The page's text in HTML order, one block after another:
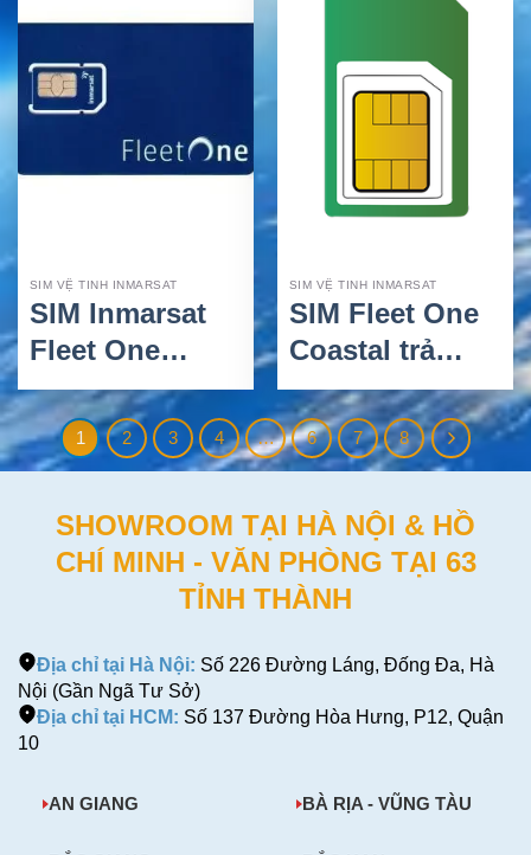
liên lạc vệ tinh
SIM VỆ TINH INMARSAT
SIM Inmarsat
Fleet One
Global 300 MB
– Gói trả trước
cho liên lạc vệ
SIM VỆ TINH INMARSAT
SIM Fleet One
Coastal trả
trước – Giải
pháp liên lạc
vệ tinh cho tàu
biển
1 2 3 4 … 6 7 8
SHOWROOM TẠI HÀ NỘI & HỒ
CHÍ MINH - VĂN PHÒNG TẠI 63
TỈNH THÀNH
Địa chỉ tại Hà Nội: Số 226 Đường Láng, Đống Đa, Hà
Nội (Gần Ngã Tư Sở)
Địa chỉ tại HCM: Số 137 Đường Hòa Hưng, P12, Quận
10
AN GIANG BÀ RỊA - VŨNG TÀU